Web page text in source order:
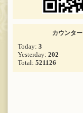
カウンター
Today: 3
Yesterday: 202
Total: 521126